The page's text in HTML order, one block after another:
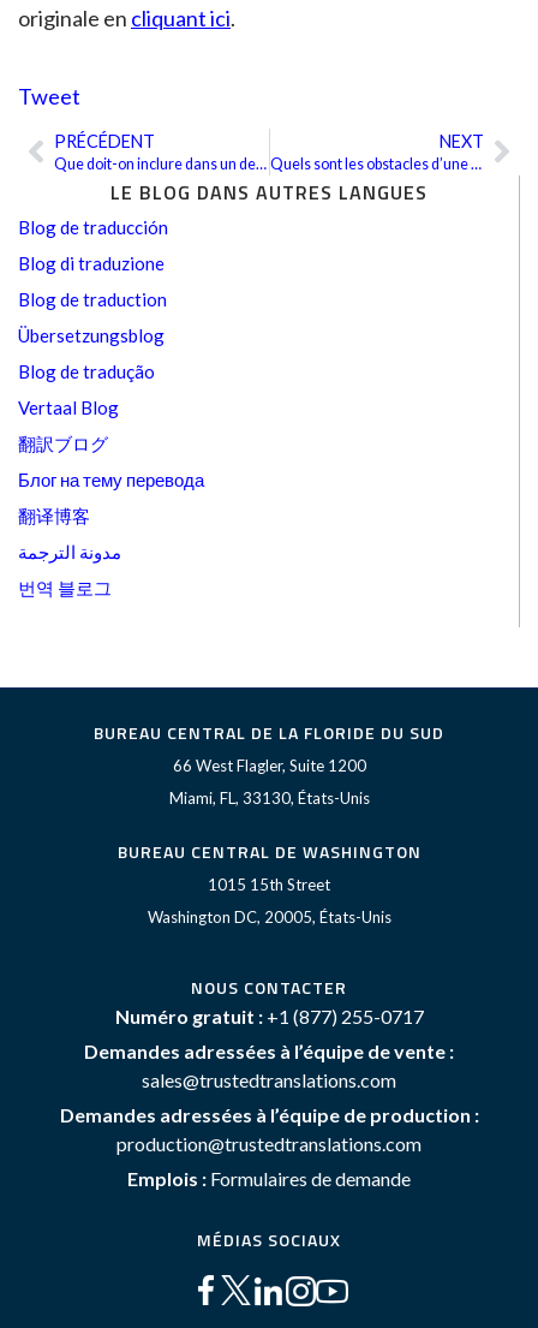
LE BLOG DANS AUTRES LANGUES
Blog de traducción
Blog di traduzione
Blog de traduction
Übersetzungsblog
Blog de tradução
Vertaal Blog
翻訳ブログ
Блог на тему перевода
翻译博客
مدونة الترجمة
번역 블로그
originale en cliquant ici.
Tweet
Précédent
PRÉCÉDENT
Que doit-on inclure dans un devis de traduction ?
NEXT
Quels sont les obstacles d’une traduction littéraire ?
BUREAU CENTRAL DE LA FLORIDE DU SUD
66 West Flagler, Suite 1200
Miami, FL, 33130, États-Unis
BUREAU CENTRAL DE WASHINGTON
1015 15th Street
Washington DC, 20005, États-Unis
NOUS CONTACTER
Numéro gratuit : +1 (877) 255-0717
Demandes adressées à l’équipe de vente :
sales@trustedtranslations.com
Demandes adressées à l’équipe de production :
production@trustedtranslations.com
Emplois : Formulaires de demande
MÉDIAS SOCIAUX